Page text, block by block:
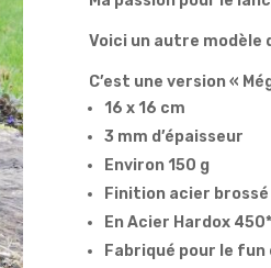
Voici un autre modèle
C’est une version «
16 x 16 cm
3 mm d’épaisseur
Environ 150 g
Finition acier
En Acier Hardox 450*
Fabriqué pour le fun